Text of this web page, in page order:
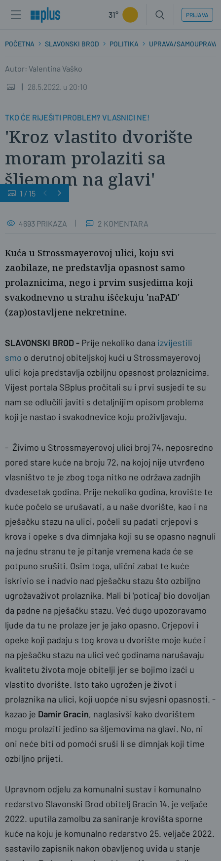
31° PRIJAVA
POČETNA SLAVONSKI BROD POLITIKA UPRAVA/SAMOUPRAVA
Autor: Valentina Vaško
28.5.2022. u 20:10
TKO ĆE RIJEŠITI PROBLEM? VLASNICI NE!
'Kroz vlastito dvorište
moram prolaziti sa
šljemom na glavi'
naslovnica
1 / 15
4693 PRIKAZA 2 KOMENTARA
Kuća u Strossmayerovoj ulici, koju svi
zaobilaze, ne predstavlja opasnost samo
prolaznicima, nego i prvim susjedima koji
svakodnevno u strahu iščekuju 'naPAD'
(zap)ostavljene nekretnine.
SLAVONSKI BROD - Prije nekoliko dana izvijestili
smo o derutnoj obiteljskoj kući u Strossmayerovoj
ulici koja predstavlja ozbiljnu opasnost prolaznicima.
Vijest portala SBplus pročitali su i prvi susjedi te su
nam se odlučili javiti s detaljnijim opisom problema
koji je nastao i svakodnevice koju proživljavaju.
- Živimo u Strossmayerovoj ulici broj 74, neposredno
pored stare kuće na broju 72, na kojoj nije utvrđeno
vlasništvo te je zbog toga nitko ne održava zadnjih
dvadesetak godina. Prije nekoliko godina, krovište te
kuće počelo se urušavati, a u naše dvorište, kao i na
pješačku stazu na ulici, počeli su padati crjepovi s
krova i opeke s dva dimnjaka koji su se opasno nagnuli
na jednu stranu te je pitanje vremena kada će se
potpuno srušiti. Osim toga, ulični zabat te kuće
iskrivio se i nadvio nad pješačku stazu što ozbiljno
ugrožavaživot prolaznika. Mali bi 'poticaj' bio dovoljan
da padne na pješačku stazu. Već dugo upozoravamo
ljude da tu ne prolaze jer je jako opasno. Crjepovi i
opeke koji padaju s tog krova u dvorište moje kuće i
na pješačku stazu na ulici već godinama narušavaju
kvalitetu života moje obitelji jer se bojimo izaći u
vlastito dvorište. Isto tako ugrožen je život i
prolaznika na ulici, koji uopće nisu svjesni opasnosti. -
kazao je Damir Gracin, naglasivši kako dvorištem
mogu prolaziti jedino sa šljemovima na glavi. No, ni
oni neće biti od pomoći sruši li se dimnjak koji time
ozbiljno prijeti.
Upravnom odjelu za komunalni sustav i komunalno
redarstvo Slavonski Brod obitelj Gracin 14. je veljače
2022. uputila zamolbu za saniranje krovišta sporne
kuće na koju je komunalno redarstvo 25. veljače 2022.
sastavilo zapisnik nakon obavljenog uvida u stanje